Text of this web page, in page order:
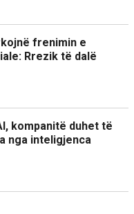
frenimin e
Rrezik të dalë
kompanitë duhet të
nga inteligjenca